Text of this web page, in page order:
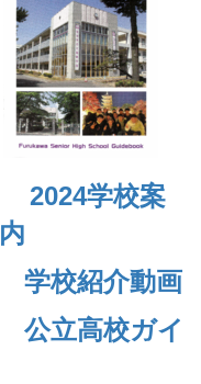
2024学校案
内
学校紹介動画
公立高校ガイ